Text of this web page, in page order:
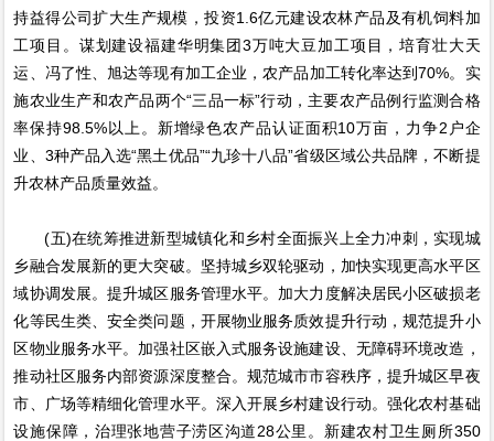
持益得公司扩大生产规模，投资1.6亿元建设农林产品及有机饲料加
工项目。谋划建设福建华明集团3万吨大豆加工项目，培育壮大天
运、冯了性、旭达等现有加工企业，农产品加工转化率达到70%。实
施农业生产和农产品两个“三品一标”行动，主要农产品例行监测合格
率保持98.5%以上。新增绿色农产品认证面积10万亩，力争2户企
业、3种产品入选“黑土优品”“九珍十八品”省级区域公共品牌，不断提
升农林产品质量效益。
(五)在统筹推进新型城镇化和乡村全面振兴上全力冲刺，实现城
乡融合发展新的更大突破。坚持城乡双轮驱动，加快实现更高水平区
域协调发展。提升城区服务管理水平。加大力度解决居民小区破损老
化等民生类、安全类问题，开展物业服务质效提升行动，规范提升小
区物业服务水平。加强社区嵌入式服务设施建设、无障碍环境改造，
推动社区服务内部资源深度整合。规范城市市容秩序，提升城区早夜
市、广场等精细化管理水平。深入开展乡村建设行动。强化农村基础
设施保障，治理张地营子涝区沟道28公里。新建农村卫生厕所350